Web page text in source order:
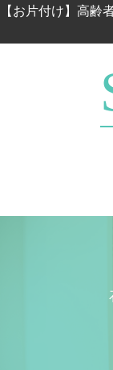
コンテンツへスキッ
【お片付け】高齢